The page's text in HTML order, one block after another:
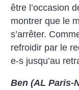
être l’occasion
montrer que le
s’arrêter.
refroidir par le
e-s jusqu’au
Ben (AL Paris-